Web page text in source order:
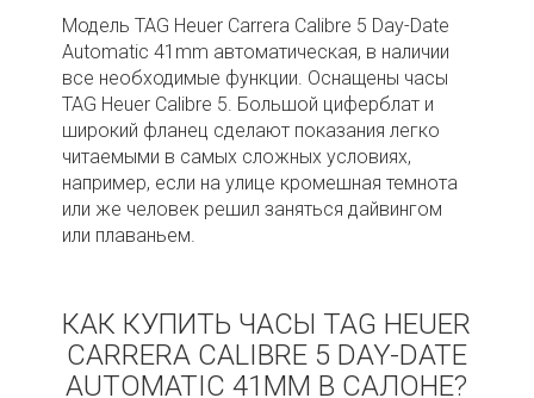
Модель TAG Heuer Carrera Calibre 5 Day-Date
Automatic 41mm автоматическая, в наличии
все необходимые функции. Оснащены часы
TAG Heuer Calibre 5. Большой циферблат и
широкий фланец сделают показания легко
читаемыми в самых сложных условиях,
например, если на улице кромешная темнота
или же человек решил заняться дайвингом
или плаваньем.
КАК КУПИТЬ ЧАСЫ TAG HEUER
CARRERA CALIBRE 5 DAY-DATE
AUTOMATIC 41MM В САЛОНЕ?